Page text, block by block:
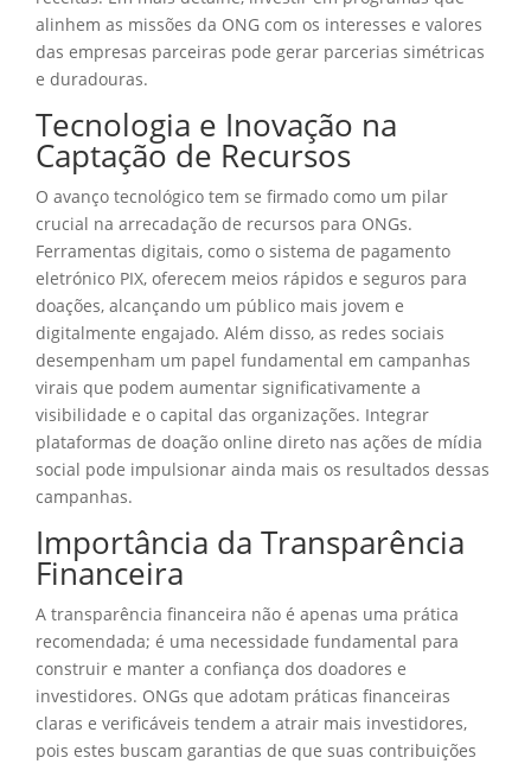
alinhem as missões da ONG com os interesses e valores
das empresas parceiras pode gerar parcerias simétricas
e duradouras.
Tecnologia e Inovação na
Captação de Recursos
O avanço tecnológico tem se firmado como um pilar
crucial na arrecadação de recursos para ONGs.
Ferramentas digitais, como o sistema de pagamento
eletrónico PIX, oferecem meios rápidos e seguros para
doações, alcançando um público mais jovem e
digitalmente engajado. Além disso, as redes sociais
desempenham um papel fundamental em campanhas
virais que podem aumentar significativamente a
visibilidade e o capital das organizações. Integrar
plataformas de doação online direto nas ações de mídia
social pode impulsionar ainda mais os resultados dessas
campanhas.
Importância da Transparência
Financeira
A transparência financeira não é apenas uma prática
recomendada; é uma necessidade fundamental para
construir e manter a confiança dos doadores e
investidores. ONGs que adotam práticas financeiras
claras e verificáveis tendem a atrair mais investidores,
pois estes buscam garantias de que suas contribuições